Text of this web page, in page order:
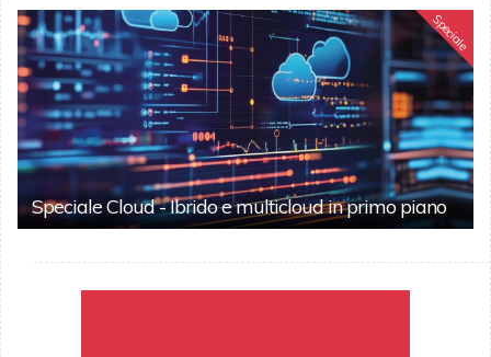
Speciale
Speciale Cloud - Ibrido e multicloud in primo piano